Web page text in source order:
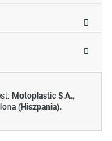
Motoplastic S.A.,
(Hiszpania).